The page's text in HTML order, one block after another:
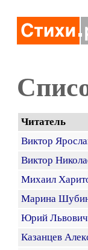
Читатель
Виктор
Виктор
Михаил
Марина
Юрий
Казанцев